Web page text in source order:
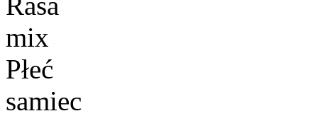
mix
Płeć
samiec